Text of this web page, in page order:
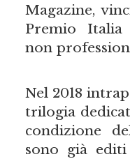
Magazine,
Premio
non
Nel 2018
trilogia
condizione
sono già